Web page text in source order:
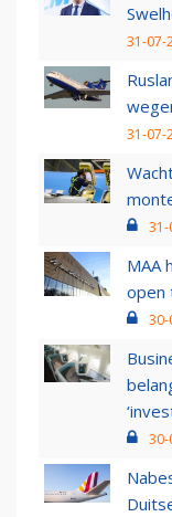
31-07-
31-07-
31-
MAA
open
30-
30-